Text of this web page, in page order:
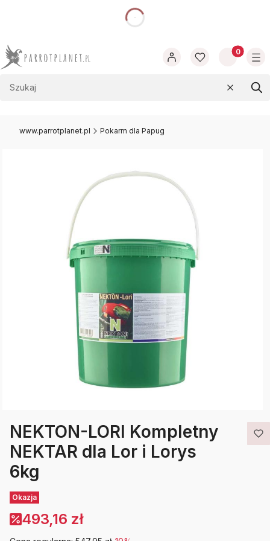
Produkty
Wyczyść
www.parrotplanet.pl Pokarm dla Papug
NEKTON-LORI Kompletny
NEKTAR dla Lor i Lorys
6kg
Etykiety
Okazja
493,16 zł